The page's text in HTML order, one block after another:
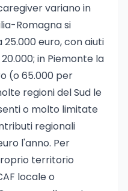
variano in
Romagna si
25.000 euro, con aiuti
in Piemonte la
(o 65.000 per
regioni del Sud le
o molto limitate
regionali
l'anno. Per
territorio
locale o